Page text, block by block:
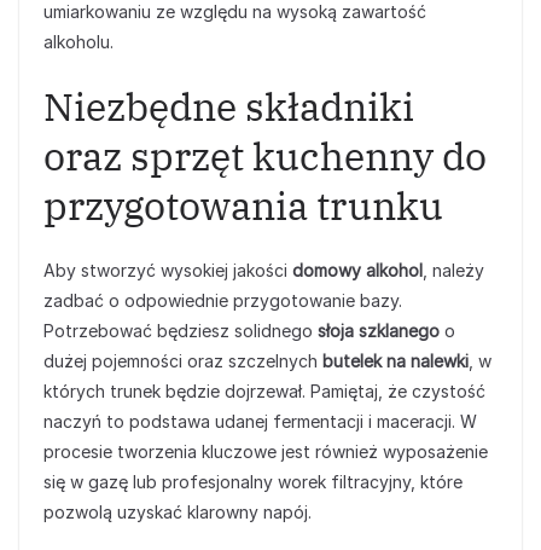
umiarkowaniu ze względu na wysoką zawartość
alkoholu.
Niezbędne składniki
oraz sprzęt kuchenny do
przygotowania trunku
Aby stworzyć wysokiej jakości domowy alkohol , należy
zadbać o odpowiednie przygotowanie bazy.
Potrzebować będziesz solidnego słoja szklanego o
dużej pojemności oraz szczelnych butelek na nalewki , w
których trunek będzie dojrzewał. Pamiętaj, że czystość
naczyń to podstawa udanej fermentacji i maceracji. W
procesie tworzenia kluczowe jest również wyposażenie
się w gazę lub profesjonalny worek filtracyjny, które
pozwolą uzyskać klarowny napój.